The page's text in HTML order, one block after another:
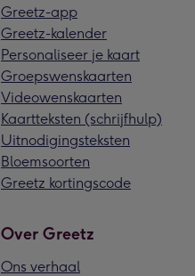
Greetz-app
Greetz-kalender
Personaliseer je kaart
Groepswenskaarten
Videowenskaarten
Kaartteksten (schrijfhulp)
Uitnodigingsteksten
Bloemsoorten
Greetz kortingscode
Over Greetz
Ons verhaal